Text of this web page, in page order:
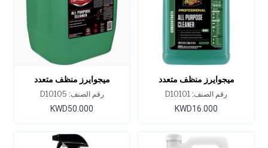
ميجوايرز منظف متعدد
جالون
رقم الصنف: D10101
KWD16.000
ميجوايرز منظف متعدد
الأغراض سعة 5 جالون D101
رقم الصنف: D10105
KWD50.000